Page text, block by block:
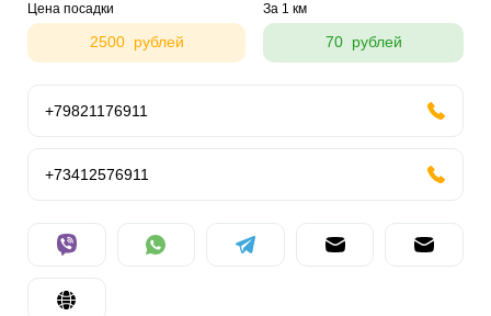
Цена посадки
2500 рублей
За 1 км
70 рублей
+79821176911
+73412576911